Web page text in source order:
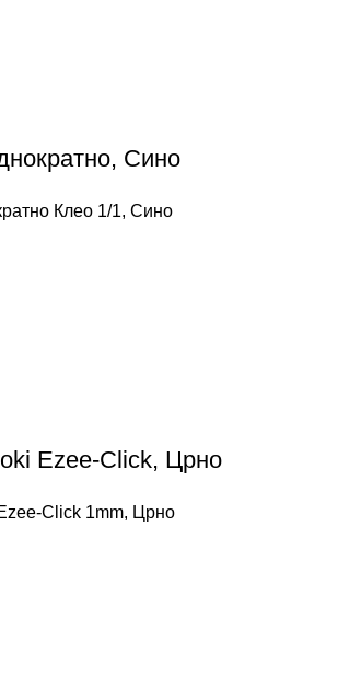
Сино
Клео 1/1, Сино
Ezee-Click, Црно
Click 1mm, Црно